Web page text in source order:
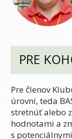
PRE
Pre členov
úrovní, teda
stretnúť alebo
hodnotami a
s